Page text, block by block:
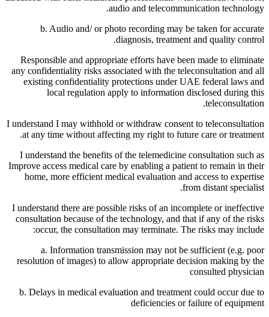
audio and telecommunication technology.
b. Audio and/ or photo recording may be taken for accurate
diagnosis, treatment and quality control.
Responsible and appropriate efforts have been made to eliminate
any confidentiality risks associated with the teleconsultation and all
existing confidentiality protections under UAE federal laws and
local regulation apply to information disclosed during this
teleconsultation.
I understand I may withhold or withdraw consent to teleconsultation
at any time without affecting my right to future care or treatment.
I understand the benefits of the telemedicine consultation such as
Improve access medical care by enabling a patient to remain in their
home, more efficient medical evaluation and access to expertise
from distant specialist.
I understand there are possible risks of an incomplete or ineffective
consultation because of the technology, and that if any of the risks
occur, the consultation may terminate. The risks may include:
a. Information transmission may not be sufficient (e.g. poor
resolution of images) to allow appropriate decision making by the
consulted physician
b. Delays in medical evaluation and treatment could occur due to
deficiencies or failure of equipment